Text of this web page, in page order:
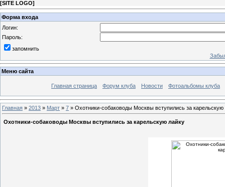
[SITE LOGO]
Форма входа
Логин:
Пароль:
запомнить
Меню сайта
Главная страница Форум клуба Новости Фотоальбомы клуба
Главная » 2013 » Март » 7 » Охотники-собаководы Москвы вступились за карельскую
Охотники-собаководы Москвы вступились за карельскую лайку